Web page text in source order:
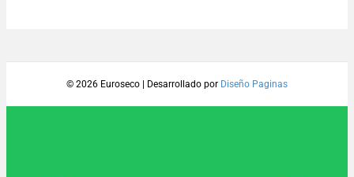
© 2026 Euroseco Desarrollado por Diseño Paginas